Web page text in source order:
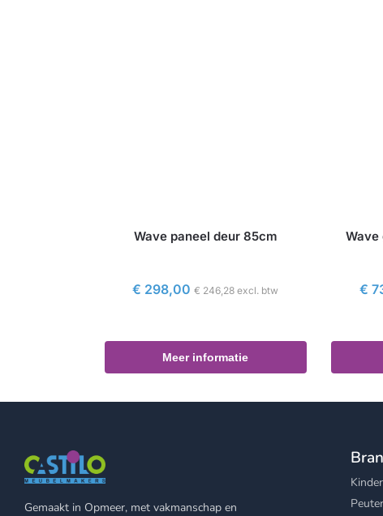
Wave paneel deur 85cm
€ 298,00 € 246,28 excl. btw
Meer informatie
Wave
€
Gemaakt in Opmeer, met vakmanschap en